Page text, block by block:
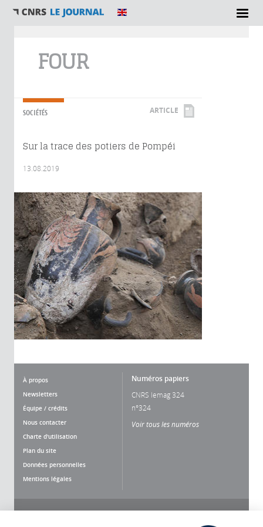
FOUR
SOCIÉTÉS ARTICLE
Sur la trace des potiers de Pompéi
13.08.2019
À propos
Newsletters
Équipe / crédits
Nous contacter
Charte d'utilisation
Plan du site
Données personnelles
Mentions légales
Numéros papiers
CNRS lemag 324
n°324
Voir tous les numéros